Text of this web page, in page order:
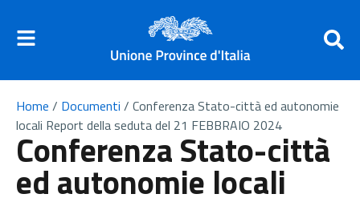
Home / Documenti / Conferenza Stato-città ed autonomie
locali Report della seduta del 21 FEBBRAIO 2024
Conferenza Stato-città
ed autonomie locali